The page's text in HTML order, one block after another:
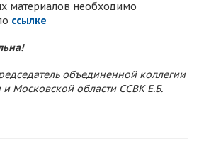
материалов необходимо
ссылке
объединенной коллегии
Московской области ССВК Е.Б.